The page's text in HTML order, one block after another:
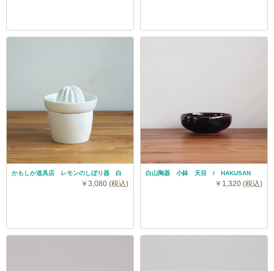
かもしか道具店 レモンのしぼり器 白
￥3,080 (税込)
白山陶器 小鉢 天目 / HAKUSAN
￥1,320 (税込)